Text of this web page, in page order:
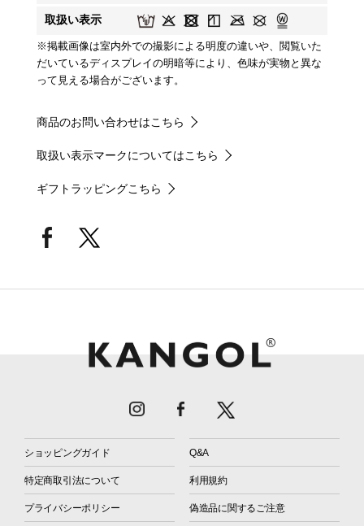
取扱い表示
※掲載画像は室内外での撮影による明度の違いや、閲覧いた
だいているディスプレイの明暗等により、色味が実物と異な
って見える場合がございます。
商品のお問い合わせはこちら
取扱い表示マークについてはこちら
ギフトラッピングこちら
ショッピングガイド Q&A
特定商取引法について 利用規約
プライバシーポリシー 偽造品に関するご注意